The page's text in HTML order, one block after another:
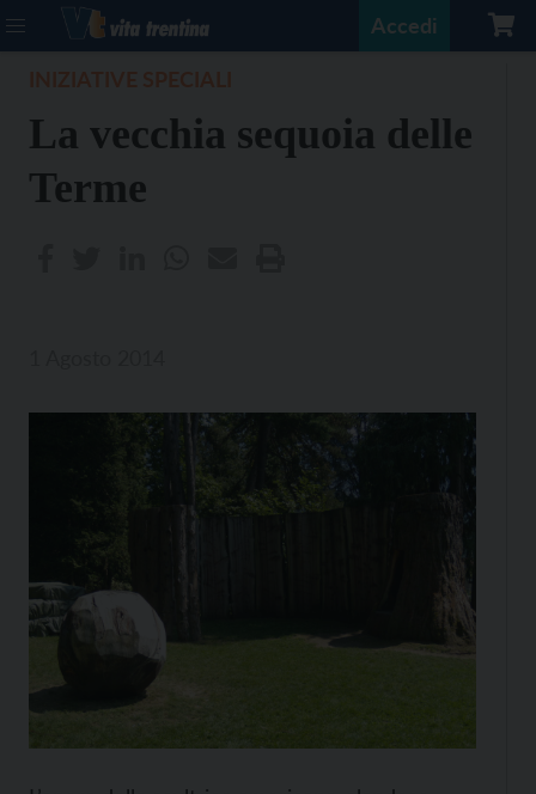
Accedi
La vecchia sequoia delle
Terme